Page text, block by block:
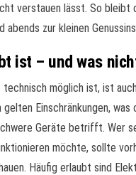
verstauen lässt. So bleibt
abends zur kleinen
ist – und was
technisch möglich ist, ist
gelten Einschränkungen, was
Geräte betrifft. Wer
möchte, sollte
Häufig erlaubt sind